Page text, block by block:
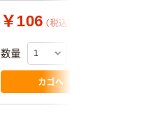
￥106 （税込）
数量
カゴへ